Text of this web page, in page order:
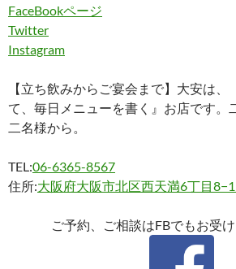
FaceBookページ
Twitter
Instagram
【立ち飲みからご宴会まで】大安は、
て、毎日メニューを書く』お店です。
二名様から。
TEL:06-6365-8567
住所:大阪府大阪市北区西天満6丁目
ご予約、ご相談はFBでもお受け